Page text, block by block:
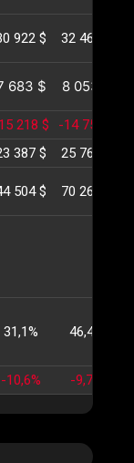
922 $ 32 468 $
683 $ 8 053 $
218 $ -14 758 $
387 $ 25 762 $
504 $ 70 267 $
31,1% 46,4%
-10,6% -9,7%